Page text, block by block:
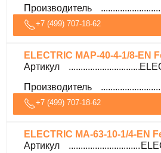
Производитель
+7 (499) 707-18-62
ELECTRIC MAP-40-4-1/8-EN
Артикул
Производитель
+7 (499) 707-18-62
ELECTRIC MA-63-10-1/4-EN
Артикул